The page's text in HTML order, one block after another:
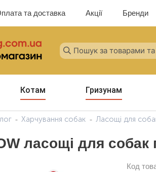
та доставка Акції Бренди
Котам Гризунам
Харчування собак Ласощі для
ласощі для
Код